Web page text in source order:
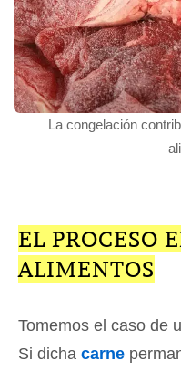
La congelación
EL PROCESO
ALIMENTOS
Tomemos el caso de
Si dicha carne